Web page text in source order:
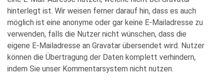
hinterlegt ist. Wir weisen ferner darauf hin, dass es auch
möglich ist eine anonyme oder gar keine E-Mailadresse zu
verwenden, falls die Nutzer nicht wünschen, dass die
eigene E-Mailadresse an Gravatar übersendet wird. Nutzer
können die Übertragung der Daten komplett verhindern,
indem Sie unser Kommentarsystem nicht nutzen.